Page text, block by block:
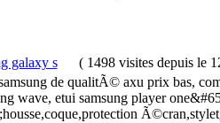
galaxy s(1498 visites depuis le
de qualitÃ© axu prix bas,
wave, etui samsung player